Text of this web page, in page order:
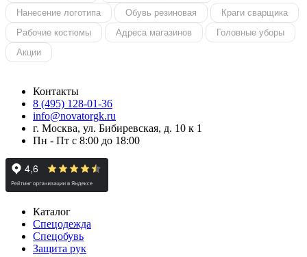
Нанесение логотипа
Обувь резиновая
Краги сварщика
Рабочие костюмы
Адреса магазинов
Головные уборы
Акции
Контакты
8 (495) 128-01-36
info@novatorgk.ru
г. Москва, ул. Бибиревская, д. 10 к 1
Пн - Пт с 8:00 до 18:00
Каталог
Спецодежда
Спецобувь
Защита рук